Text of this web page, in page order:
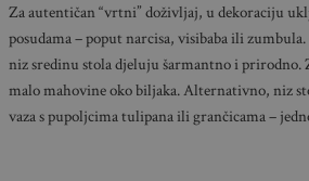
Za autentičan “vrtni” doživljaj, u dekoraciju
posudama – poput narcisa, visibaba ili
niz sredinu stola djeluju šarmantno i prirodno.
malo mahovine oko biljaka. Alternativno, niz
vaza s pupoljcima tulipana ili grančicama –